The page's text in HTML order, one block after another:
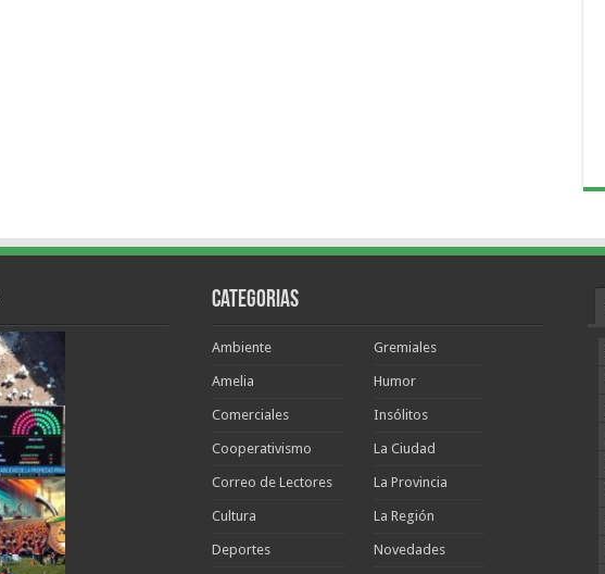
Categorias
Ambiente
Amelia
Comerciales
Cooperativismo
Correo de Lectores
Cultura
Deportes
Gremiales
Humor
Insólitos
La Ciudad
La Provincia
La Región
Novedades